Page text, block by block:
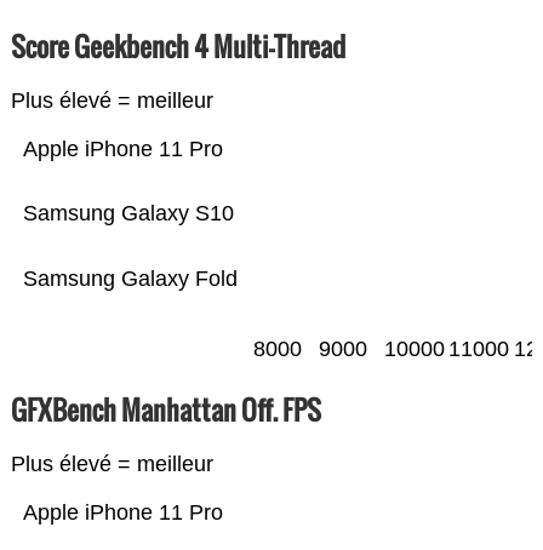
Score Geekbench 4 Multi-Thread
Plus élevé = meilleur
Samsung Galaxy Fold
Samsung Galaxy S10
Apple iPhone 11 Pro
8000 9000 10000 11000
GFXBench Manhattan Off. FPS
Plus élevé = meilleur
Apple iPhone 11 Pro